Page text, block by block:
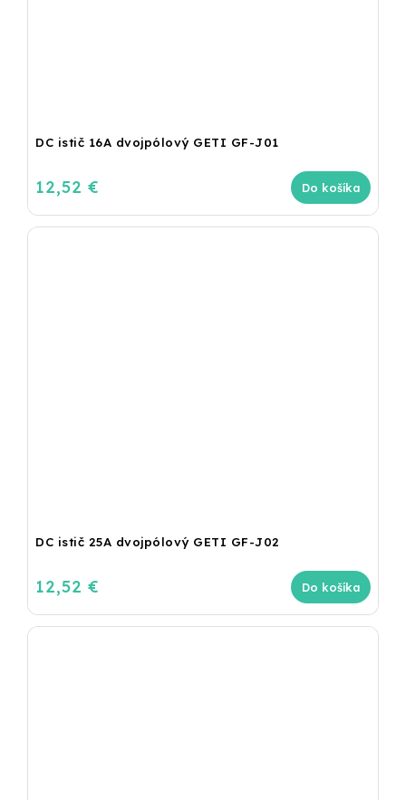
DC istič 16A dvojpólový GETI GF-J01
12,52 € Do košíka
DC istič 25A dvojpólový GETI GF-J02
12,52 € Do košíka